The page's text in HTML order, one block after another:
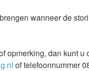
wanneer de
opmerking, dan kunt u
of telefoonnummer